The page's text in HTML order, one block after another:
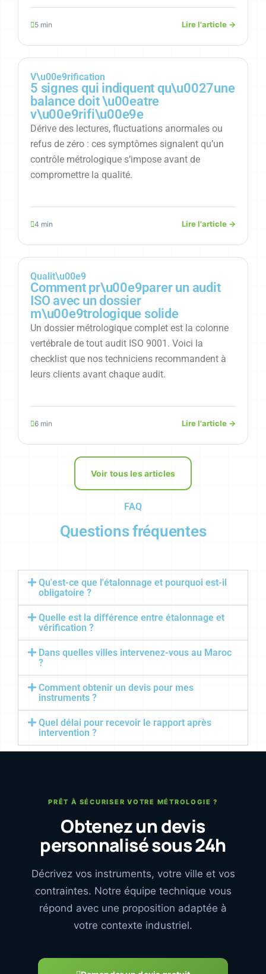
5 min Lire l'article →
V\u00e9rification
5 signes qui indiquent qu\u0027une
balance doit \u00eatre
v\u00e9rifi\u00e9e
Dérive des lectures, fluctuations anormales ou
refus de zéro : ces symptômes signalent qu’un
contrôle métrologique s’impose avant de
compromettre la qualité.
4 min Lire l'article →
Qualit\u00e9
Comment pr\u00e9parer un audit
ISO avec un dossier
m\u00e9trologique solide
Un dossier métrologique complet est la colonne
vertébrale de tout audit ISO 9001. Voici la
checklist que nos techniciens recommandent à
leurs clients avant chaque audit.
6 min Lire l'article →
Voir tous les articles
FAQ
Questions fréquentes
Qu'est-ce que l'étalonnage et pourquoi est-il
obligatoire ?
Quelle est la différence entre étalonnage et
vérification ?
Dans quelles villes intervenez-vous au Maroc
?
Comment obtenir un devis pour mes
instruments ?
Quel délai pour recevoir le rapport après
intervention ?
PRÊT À SÉCURISER VOTRE MÉTROLOGIE ?
Obtenez un devis
personnalisé sous 24h
Décrivez vos instruments, votre ville et vos
contraintes. Notre équipe technique vous
répond avec une proposition adaptée à
votre contexte industriel.